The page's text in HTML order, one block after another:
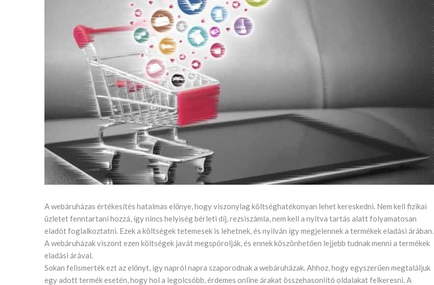
A webáruházas értékesítés hatalmas előnye, hogy viszonylag költséghatékonyan lehet kereskedni. Nem kell fizikai
üzletet fenntartani hozzá, így nincs helyiség bérleti díj, rezsiszámla, nem kell a nyitva tartás alatt folyamatosan
eladót foglalkoztatni. Ezek a költségek tetemesek is lehetnek, és nyilván így megjelennek a termékek eladási árában.
A webáruházak viszont ezen költségek javát megspórolják, és ennek köszönhetően lejjebb tudnak menni a termékek
eladási árával.
Sokan felismerték ezt az előnyt, így napról napra szaporodnak a webáruházak. Ahhoz, hogy egyszerűen megtaláljuk
egy adott termék esetén, hogy hol a legolcsóbb, érdemes online árakat összehasonlító oldalakat felkeresni. A